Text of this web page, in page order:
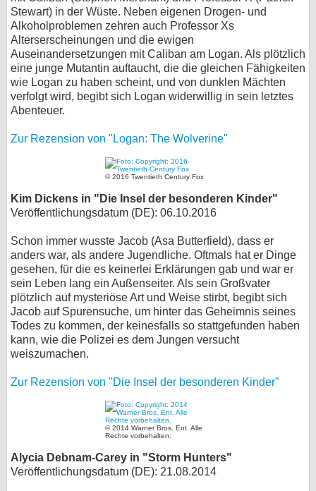
Stewart) in der Wüste. Neben eigenen Drogen- und
Alkoholproblemen zehren auch Professor Xs
Alterserscheinungen und die ewigen
Auseinandersetzungen mit Caliban am Logan. Als plötzlich
eine junge Mutantin auftaucht, die die gleichen Fähigkeiten
wie Logan zu haben scheint, und von dunklen Mächten
verfolgt wird, begibt sich Logan widerwillig in sein letztes
Abenteuer.
Zur Rezension von "Logan: The Wolverine"
© 2016 Twentieth Century Fox
Kim Dickens in "Die Insel der besonderen Kinder"
Veröffentlichungsdatum (DE): 06.10.2016
Schon immer wusste Jacob (Asa Butterfield), dass er
anders war, als andere Jugendliche. Oftmals hat er Dinge
gesehen, für die es keinerlei Erklärungen gab und war er
sein Leben lang ein Außenseiter. Als sein Großvater
plötzlich auf mysteriöse Art und Weise stirbt, begibt sich
Jacob auf Spurensuche, um hinter das Geheimnis seines
Todes zu kommen, der keinesfalls so stattgefunden haben
kann, wie die Polizei es dem Jungen versucht
weiszumachen.
Zur Rezension von "Die Insel der besonderen Kinder"
© 2014 Warner Bros. Ent. Alle
Rechte vorbehalten.
Alycia Debnam-Carey in "Storm Hunters"
Veröffentlichungsdatum (DE): 21.08.2014